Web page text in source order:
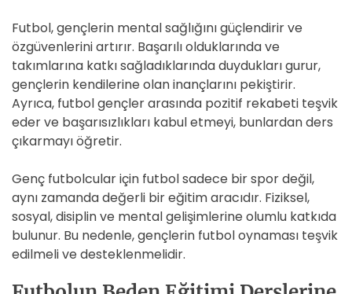
Futbol, gençlerin mental sağlığını güçlendirir ve
özgüvenlerini artırır. Başarılı olduklarında ve
takımlarına katkı sağladıklarında duydukları gurur,
gençlerin kendilerine olan inançlarını pekiştirir.
Ayrıca, futbol gençler arasında pozitif rekabeti teşvik
eder ve başarısızlıkları kabul etmeyi, bunlardan ders
çıkarmayı öğretir.
Genç futbolcular için futbol sadece bir spor değil,
aynı zamanda değerli bir eğitim aracıdır. Fiziksel,
sosyal, disiplin ve mental gelişimlerine olumlu katkıda
bulunur. Bu nedenle, gençlerin futbol oynaması teşvik
edilmeli ve desteklenmelidir.